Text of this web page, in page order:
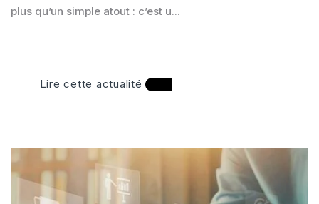
plus qu’un simple atout : c’est u...
Lire cette actualité